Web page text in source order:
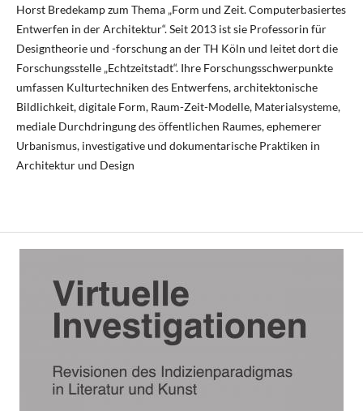
Horst Bredekamp zum Thema „Form und Zeit. Computerbasiertes
Entwerfen in der Architektur“. Seit 2013 ist sie Professorin für
Designtheorie und -forschung an der TH Köln und leitet dort die
Forschungsstelle „Echtzeitstadt“. Ihre Forschungsschwerpunkte
umfassen Kulturtechniken des Entwerfens, architektonische
Bildlichkeit, digitale Form, Raum-Zeit-Modelle, Materialsysteme,
mediale Durchdringung des öffentlichen Raumes, ephemerer
Urbanismus, investigative und dokumentarische Praktiken in
Architektur und Design